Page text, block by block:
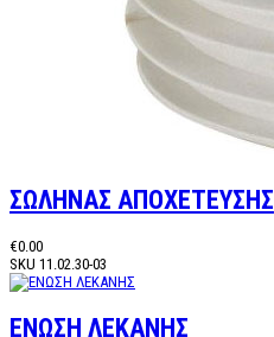
ΣΩΛΗΝΑΣ ΑΠΟΧΕΤΕΥΣΗΣ
€0.00
SKU 11.02.30-03
ΕΝΩΣΗ ΛΕΚΑΝΗΣ